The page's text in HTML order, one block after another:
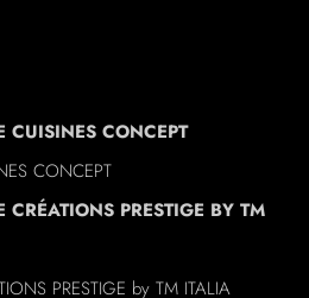
CUISINES CONCEPT
CONCEPT
PRESTIGE BY TM
PRESTIGE by TM ITALIA